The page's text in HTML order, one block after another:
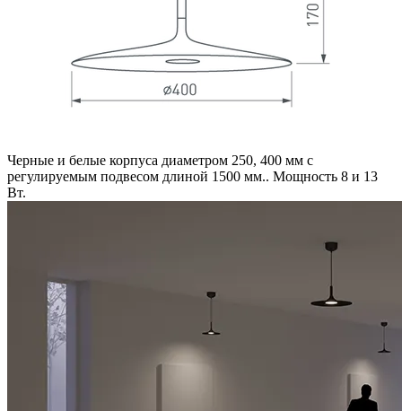
Черные и белые корпуса диаметром 250, 400 мм с
регулируемым подвесом длиной 1500 мм.. Мощность 8 и 13
Вт.